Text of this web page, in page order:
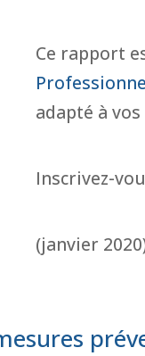
Ce rapport
adapté à
Inscrivez-
(janvier